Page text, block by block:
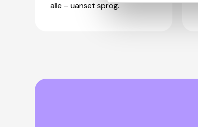
alle – uanset sprog.